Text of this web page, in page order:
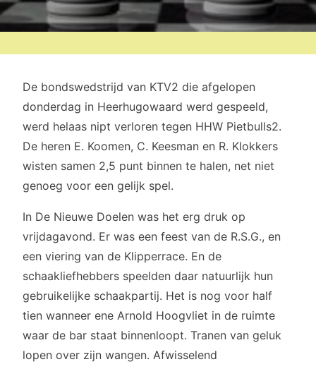
De bondswedstrijd van KTV2 die afgelopen
donderdag in Heerhugowaard werd gespeeld,
werd helaas nipt verloren tegen HHW Pietbulls2.
De heren E. Koomen, C. Keesman en R. Klokkers
wisten samen 2,5 punt binnen te halen, net niet
genoeg voor een gelijk spel.
In De Nieuwe Doelen was het erg druk op
vrijdagavond. Er was een feest van de R.S.G., en
een viering van de Klipperrace. En de
schaakliefhebbers speelden daar natuurlijk hun
gebruikelijke schaakpartij. Het is nog voor half
tien wanneer ene Arnold Hoogvliet in de ruimte
waar de bar staat binnenloopt. Tranen van geluk
lopen over zijn wangen. Afwisselend